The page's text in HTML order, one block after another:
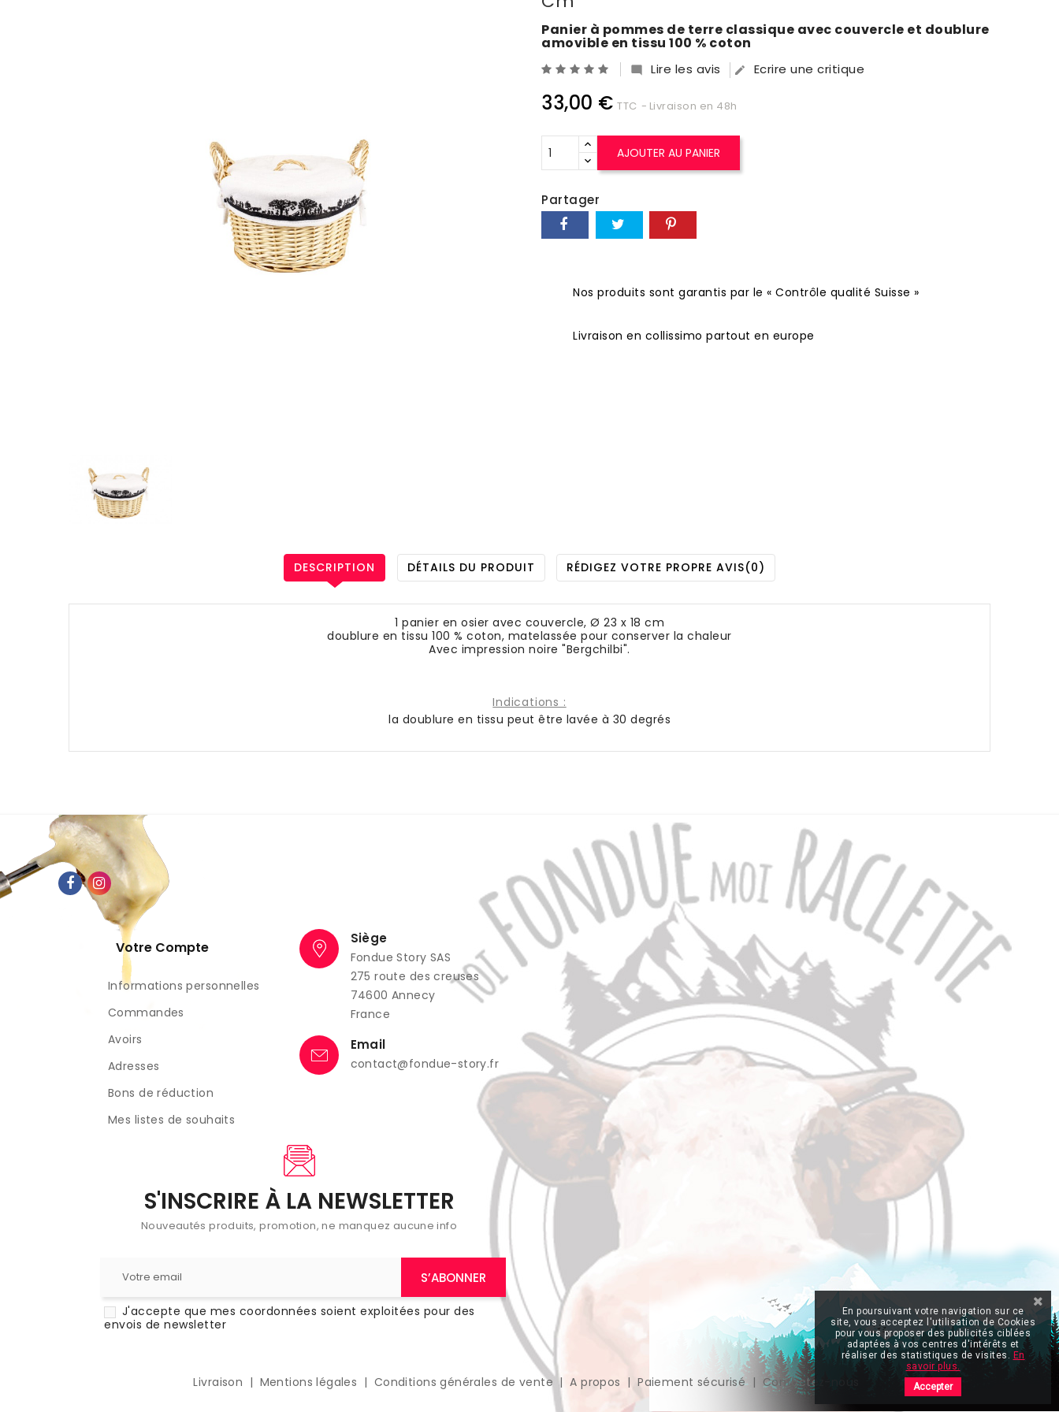
Panier à pommes de terre classique avec couvercle et doublure
amovible en tissu 100 % coton
 Lire les avis  Ecrire une critique
33,00 € TTC Livraison en 48h
AJOUTER AU PANIER
Partager
Nos produits sont garantis par le « Contrôle qualité Suisse »
Livraison en collissimo partout en europe
DESCRIPTION DÉTAILS DU PRODUIT RÉDIGEZ VOTRE PROPRE AVIS(0)
1 panier en osier avec couvercle, Ø 23 x 18 cm
doublure en tissu 100 % coton, matelassée pour conserver la chaleur
Avec impression noire "Bergchilbi".
Indications :
la doublure en tissu peut être lavée à 30 degrés
Votre Compte
Informations personnelles
Commandes
Avoirs
Adresses
Bons de réduction
Mes listes de souhaits
Siège
Fondue Story SAS
​275 route des creuses
74600 Annecy
France
Email
contact@fondue-story.fr
S'INSCRIRE À LA NEWSLETTER
Nouveautés produits, promotion, ne manquez aucune info
J'accepte que mes coordonnées soient exploitées pour des
envois de newsletter
Livraison Mentions légales Conditions générales de vente A propos Paiement sécurisé Contactez-nous
En poursuivant votre navigation sur ce
site, vous acceptez l'utilisation de Cookies
pour vous proposer des publicités ciblées
adaptées à vos centres d'intérêts et
réaliser des statistiques de visites. En
savoir plus.
Accepter